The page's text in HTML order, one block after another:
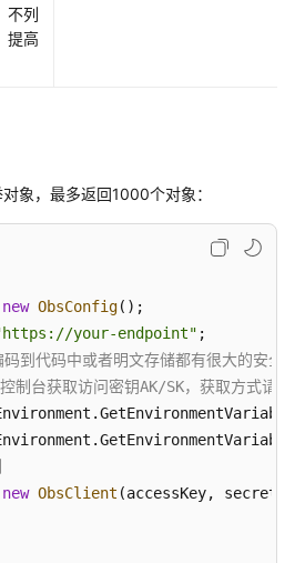
不列
提高
象，最多返回1000个对象：
new ObsConfig();
your-endpoint"
到代码中或者明文存储都有很大的安全
控制台获取访问密钥AK/SK，获取
new ObsClient